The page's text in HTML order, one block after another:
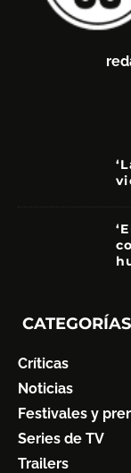
CATEGORÍAS
Críticas
Noticias
Festivales y
Series de TV
Trailers